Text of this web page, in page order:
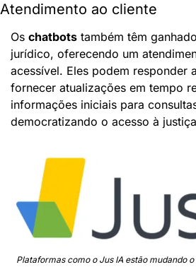
Atendimento ao cliente
Os chatbots também têm
jurídico, oferecendo um
acessível. Eles podem responder
fornecer atualizações em tempo
informações iniciais para
democratizando o acesso à
Plataformas como o Jus IA estão mudando